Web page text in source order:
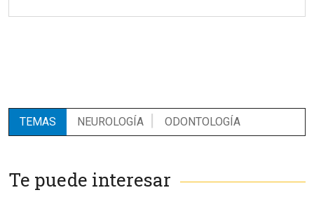
TEMAS NEUROLOGÍA ODONTOLOGÍA
Te puede interesar